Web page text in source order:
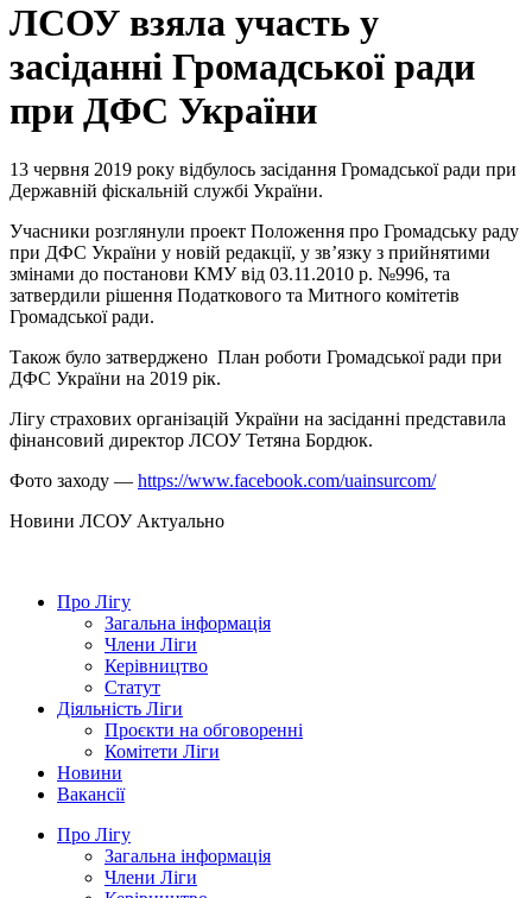
ЛСОУ взяла участь у
засіданні Громадської ради
при ДФС України
13 червня 2019 року відбулось засідання Громадської ради при
Державній фіскальній службі України.
Учасники розглянули проект Положення про Громадську раду
при ДФС України у новій редакції, у зв’язку з прийнятими
змінами до постанови КМУ від 03.11.2010 р. №996, та
затвердили рішення Податкового та Митного комітетів
Громадської ради.
Також було затверджено План роботи Громадської ради при
ДФС України на 2019 рік.
Лігу страхових організацій України на засіданні представила
фінансовий директор ЛСОУ Тетяна Бордюк.
Фото заходу — https://www.facebook.com/uainsurcom/
Hовини ЛСОУ Актуально
Про Лігу
Загальна інформація
Члени Ліги
Керівництво
Статут
Діяльність Ліги
Проєкти на обговоренні
Комітети Ліги
Новини
Вакансії
Про Лігу
Загальна інформація
Члени Ліги